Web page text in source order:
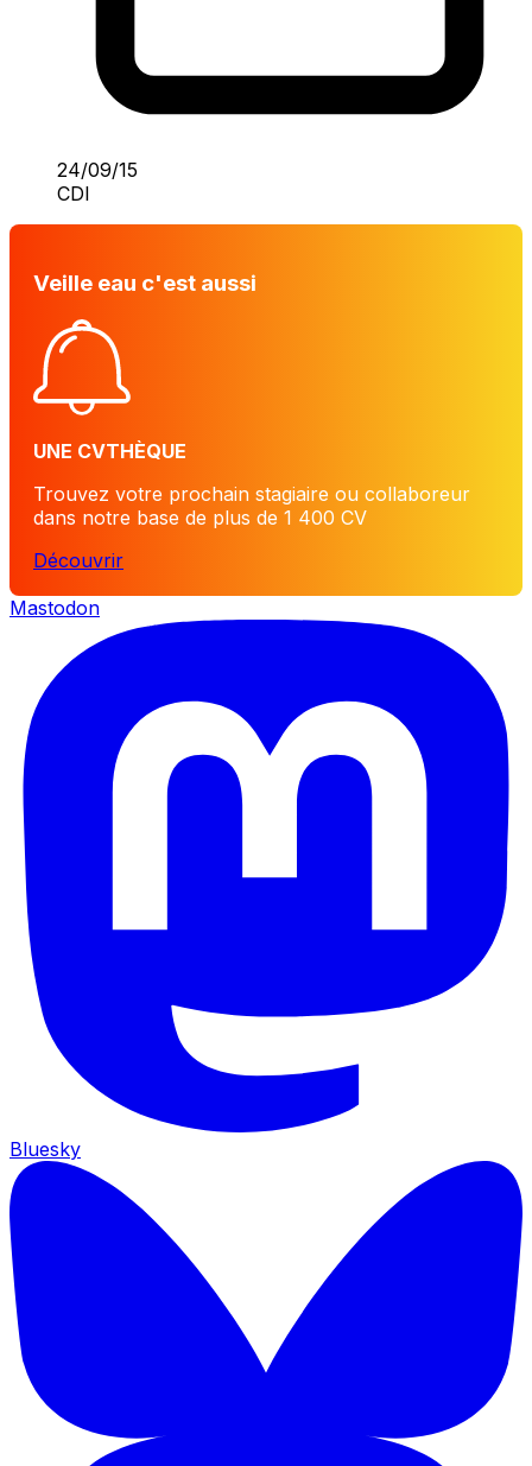
24/09/15
CDI
Veille eau c'est aussi
UNE CVTHÈQUE
Trouvez votre prochain stagiaire ou collaboreur
dans notre base de plus de 1 400 CV
Découvrir
Mastodon
Bluesky